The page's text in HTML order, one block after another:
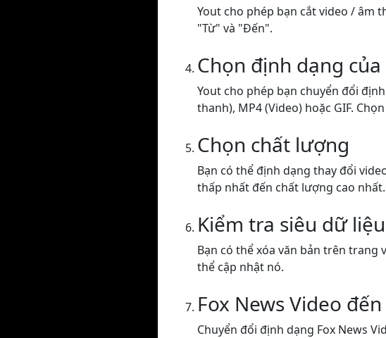
Yout cho phép bạn cắt video / âm
"Từ" và "Đến".
Chọn định dạng của
Yout cho phép bạn chuyển đổi
thanh), MP4 (Video) hoặc GIF.
Chọn chất lượng
Bạn có thể định dạng thay đổi
thấp nhất đến chất lượng cao nhất.
Kiểm tra siêu dữ liệu
Bạn có thể xóa văn bản trên trang
thể cập nhật nó.
Fox News Video
Chuyển đổi định dạng Fox News